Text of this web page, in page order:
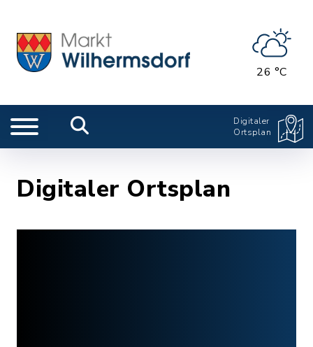
26 °C
Digitaler
Ortsplan
Digitaler Ortsplan